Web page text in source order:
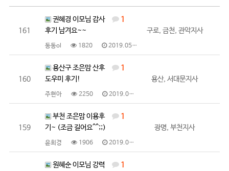
161
1
권혜경 이모님 감사
후기 남겨요~~
동동ol 1820 2019.05.03
구로, 금천, 관악지사
160
1
용산구 조은맘 산후
도우미 후기!
주현아 2250 2019.05.03
용산, 서대문지사
159
1
부천 조은맘 이용후
기~ (조금 길어요^^;;)
윤희경 1906 2019.05.02
광명, 부천지사
1
원혜순 이모님 강력